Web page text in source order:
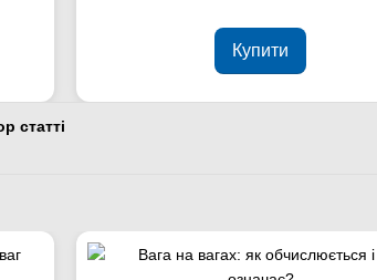
Купити
статті